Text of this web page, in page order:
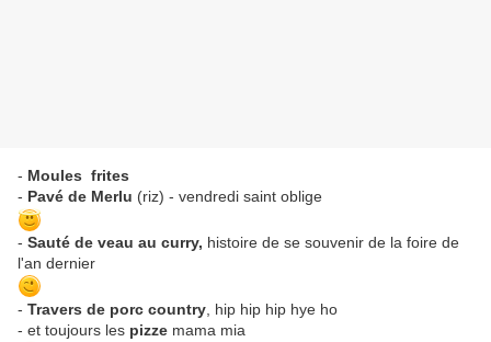
- Moules frites
- Pavé de Merlu (riz) - vendredi saint oblige
- Sauté de veau au curry, histoire de se souvenir de la foire de
l'an dernier
- Travers de porc country , hip hip hip hye ho
- et toujours les pizze mama mia